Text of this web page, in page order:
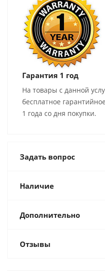
Гарантия 1 год
На товары с данной
бесплатное
1 года со дня покупки.
Задать вопрос
Наличие
Дополнительно
Отзывы